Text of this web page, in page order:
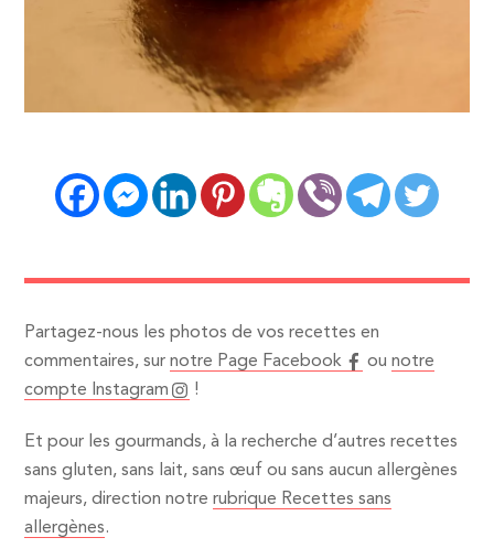
Partagez-nous les photos de vos recettes en
commentaires, surnotre Page Facebook ounotre
compte Instagram
!
Et pour les gourmands, à la recherche d’autres recettes
sans gluten, sans lait, sans œuf ou sans aucun allergènes
majeurs, direction notrerubrique Recettes sans
allergènes.